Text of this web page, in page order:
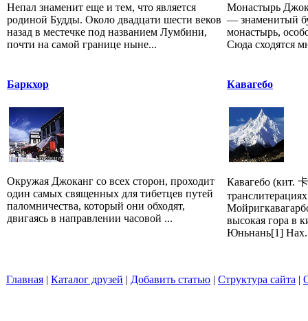
Непал знаменит еще и тем, что является
родиной Будды. Около двадцати шести веков
назад в местечке под названием Лумбини,
почти на самой границе ныне...
Монастырь
— знаменитый
монастырь,
Сюда сходятся
Баркхор
Окружая Джоканг со всех сторон, проходит
один самых священных для тибетцев путей
паломничества, который они обходят,
двигаясь в направлении часовой ...
Кавагебо
Кавагебо (кит.
высокая гора в
Юньнань[1]
Главная | Каталог друзей | Добавить статью | Структура сайта |